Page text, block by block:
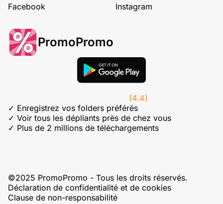
Facebook
Instagram
PromoPromo
(4.4)
✓ Enregistrez vos folders préférés
✓ Voir tous les dépliants près de chez vous
✓ Plus de 2 millions de téléchargements
©2025 PromoPromo - Tous les droits réservés.
Déclaration de confidentialité et de cookies
Clause de non-responsabilité